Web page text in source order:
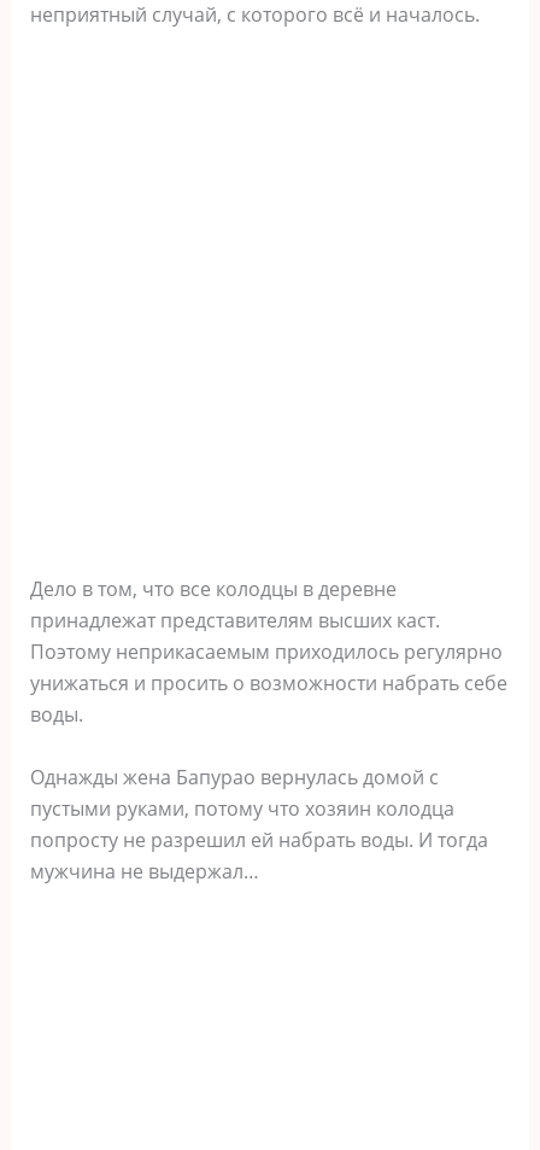
неприятный случай, с которого всё и началось.
Дело в том, что все колодцы в деревне
принадлежат представителям высших каст.
Поэтому неприкасаемым приходилось регулярно
унижаться и просить о возможности набрать себе
воды.
Однажды жена Бапурао вернулась домой с
пустыми руками, потому что хозяин колодца
попросту не разрешил ей набрать воды. И тогда
мужчина не выдержал…